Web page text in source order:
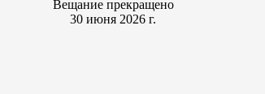
Вещание прекращено
30 июня 2026 г.